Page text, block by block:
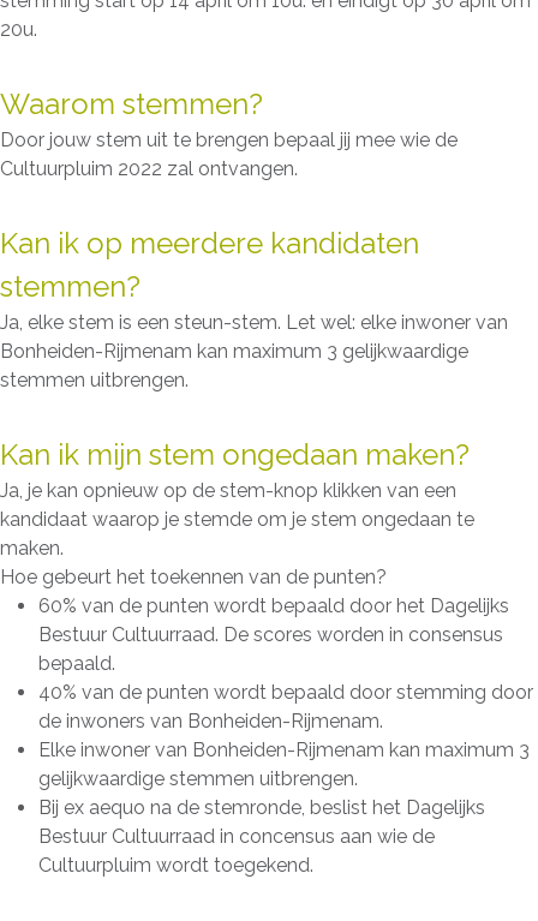
20u.
Waarom stemmen?
Door jouw stem uit te brengen bepaal jij mee wie de
Cultuurpluim 2022 zal ontvangen.
Kan ik op meerdere kandidaten
stemmen?
Ja, elke stem is een steun-stem. Let wel: elke inwoner van
Bonheiden-Rijmenam kan maximum 3 gelijkwaardige
stemmen uitbrengen.
Kan ik mijn stem ongedaan maken?
Ja, je kan opnieuw op de stem-knop klikken van een
kandidaat waarop je stemde om je stem ongedaan te
maken.
Hoe gebeurt het toekennen van de punten?
60% van de punten wordt bepaald door het Dagelijks
Bestuur Cultuurraad. De scores worden in consensus
bepaald.
40% van de punten wordt bepaald door stemming door
de inwoners van Bonheiden-Rijmenam.
Elke inwoner van Bonheiden-Rijmenam kan maximum 3
gelijkwaardige stemmen uitbrengen.
Bij ex aequo na de stemronde, beslist het Dagelijks
Bestuur Cultuurraad in concensus aan wie de
Cultuurpluim wordt toegekend.